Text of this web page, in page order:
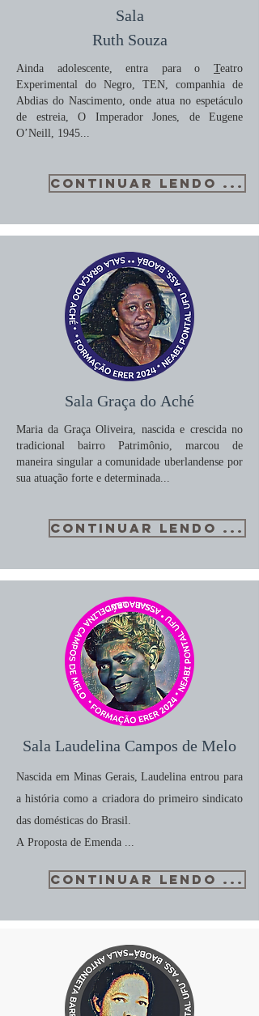
Sala
Ruth Souza
Ainda adolescente, entra para o Teatro
Experimental do Negro, TEN, companhia de
Abdias do Nascimento, onde atua no espetáculo
de estreia, O Imperador Jones, de Eugene
O’Neill, 1945...
CONTINUAR LENDO ...
Sala Graça do Aché
Maria da Graça Oliveira, nascida e crescida no
tradicional bairro Patrimônio, marcou de
maneira singular a comunidade uberlandense por
sua atuação forte e determinada...
CONTINUAR LENDO ...
Sala Laudelina Campos de Melo
Nascida em Minas Gerais, Laudelina entrou para
a história como a criadora do primeiro sindicato
das domésticas do Brasil.
A Proposta de Emenda ...
CONTINUAR LENDO ...